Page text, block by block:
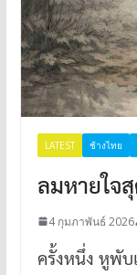
LATEST ช้างไทย
ลมหายใจ
4 กุมภาพันธ์ 2026
ครั้งหนึ่ง หูพับ